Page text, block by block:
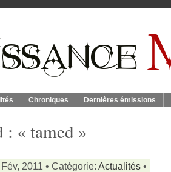
Chroniques Dernières émissions
« tamed »
2011 • Catégorie: Actualités •